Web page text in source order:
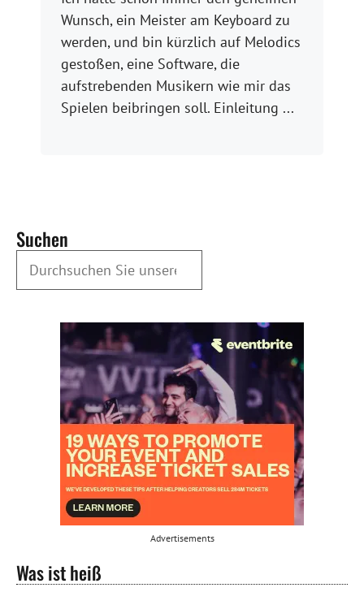
Wunsch, ein Meister am Keyboard zu
werden, und bin kürzlich auf Melodics
gestoßen, eine Software, die
aufstrebenden Musikern wie mir das
Spielen beibringen soll. Einleitung ...
Suchen
Durchsuchen Sie unsere Archive
Advertisements
Was ist heiß